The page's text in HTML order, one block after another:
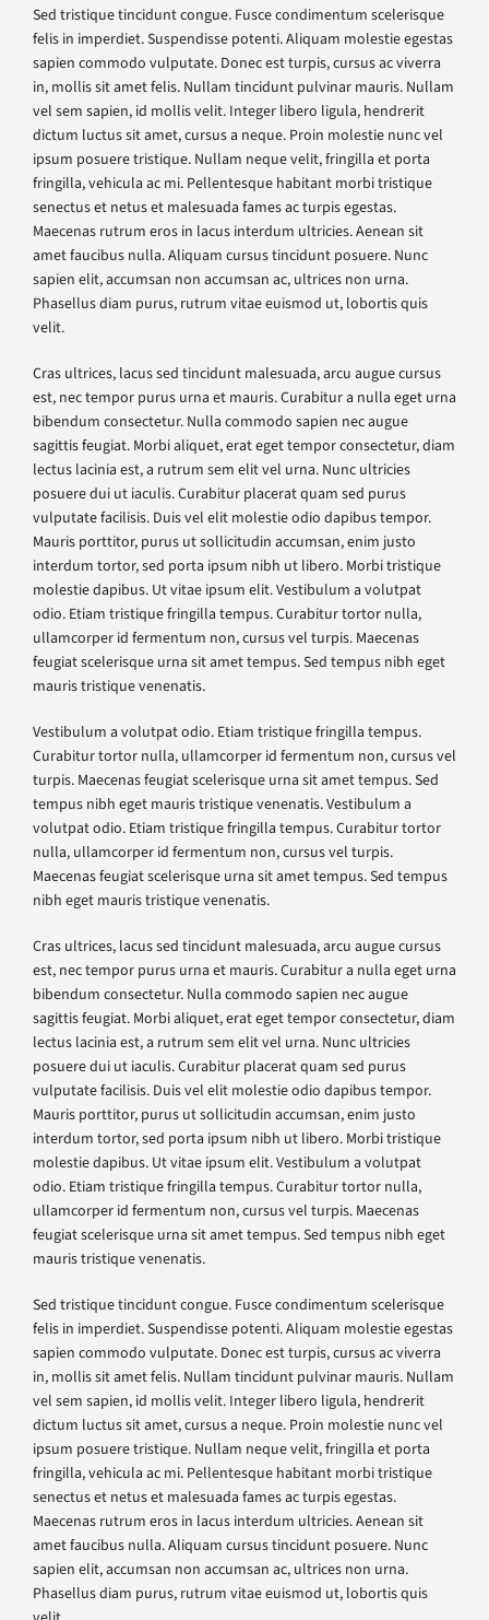
Sed tristique tincidunt congue. Fusce condimentum scelerisque
felis in imperdiet. Suspendisse potenti. Aliquam molestie egestas
sapien commodo vulputate. Donec est turpis, cursus ac viverra
in, mollis sit amet felis. Nullam tincidunt pulvinar mauris. Nullam
vel sem sapien, id mollis velit. Integer libero ligula, hendrerit
dictum luctus sit amet, cursus a neque. Proin molestie nunc vel
ipsum posuere tristique. Nullam neque velit, fringilla et porta
fringilla, vehicula ac mi. Pellentesque habitant morbi tristique
senectus et netus et malesuada fames ac turpis egestas.
Maecenas rutrum eros in lacus interdum ultricies. Aenean sit
amet faucibus nulla. Aliquam cursus tincidunt posuere. Nunc
sapien elit, accumsan non accumsan ac, ultrices non urna.
Phasellus diam purus, rutrum vitae euismod ut, lobortis quis
velit.
Cras ultrices, lacus sed tincidunt malesuada, arcu augue cursus
est, nec tempor purus urna et mauris. Curabitur a nulla eget urna
bibendum consectetur. Nulla commodo sapien nec augue
sagittis feugiat. Morbi aliquet, erat eget tempor consectetur, diam
lectus lacinia est, a rutrum sem elit vel urna. Nunc ultricies
posuere dui ut iaculis. Curabitur placerat quam sed purus
vulputate facilisis. Duis vel elit molestie odio dapibus tempor.
Mauris porttitor, purus ut sollicitudin accumsan, enim justo
interdum tortor, sed porta ipsum nibh ut libero. Morbi tristique
molestie dapibus. Ut vitae ipsum elit. Vestibulum a volutpat
odio. Etiam tristique fringilla tempus. Curabitur tortor nulla,
ullamcorper id fermentum non, cursus vel turpis. Maecenas
feugiat scelerisque urna sit amet tempus. Sed tempus nibh eget
mauris tristique venenatis.
Vestibulum a volutpat odio. Etiam tristique fringilla tempus.
Curabitur tortor nulla, ullamcorper id fermentum non, cursus vel
turpis. Maecenas feugiat scelerisque urna sit amet tempus. Sed
tempus nibh eget mauris tristique venenatis. Vestibulum a
volutpat odio. Etiam tristique fringilla tempus. Curabitur tortor
nulla, ullamcorper id fermentum non, cursus vel turpis.
Maecenas feugiat scelerisque urna sit amet tempus. Sed tempus
nibh eget mauris tristique venenatis.
Cras ultrices, lacus sed tincidunt malesuada, arcu augue cursus
est, nec tempor purus urna et mauris. Curabitur a nulla eget urna
bibendum consectetur. Nulla commodo sapien nec augue
sagittis feugiat. Morbi aliquet, erat eget tempor consectetur, diam
lectus lacinia est, a rutrum sem elit vel urna. Nunc ultricies
posuere dui ut iaculis. Curabitur placerat quam sed purus
vulputate facilisis. Duis vel elit molestie odio dapibus tempor.
Mauris porttitor, purus ut sollicitudin accumsan, enim justo
interdum tortor, sed porta ipsum nibh ut libero. Morbi tristique
molestie dapibus. Ut vitae ipsum elit. Vestibulum a volutpat
odio. Etiam tristique fringilla tempus. Curabitur tortor nulla,
ullamcorper id fermentum non, cursus vel turpis. Maecenas
feugiat scelerisque urna sit amet tempus. Sed tempus nibh eget
mauris tristique venenatis.
Sed tristique tincidunt congue. Fusce condimentum scelerisque
felis in imperdiet. Suspendisse potenti. Aliquam molestie egestas
sapien commodo vulputate. Donec est turpis, cursus ac viverra
in, mollis sit amet felis. Nullam tincidunt pulvinar mauris. Nullam
vel sem sapien, id mollis velit. Integer libero ligula, hendrerit
dictum luctus sit amet, cursus a neque. Proin molestie nunc vel
ipsum posuere tristique. Nullam neque velit, fringilla et porta
fringilla, vehicula ac mi. Pellentesque habitant morbi tristique
senectus et netus et malesuada fames ac turpis egestas.
Maecenas rutrum eros in lacus interdum ultricies. Aenean sit
amet faucibus nulla. Aliquam cursus tincidunt posuere. Nunc
sapien elit, accumsan non accumsan ac, ultrices non urna.
Phasellus diam purus, rutrum vitae euismod ut, lobortis quis